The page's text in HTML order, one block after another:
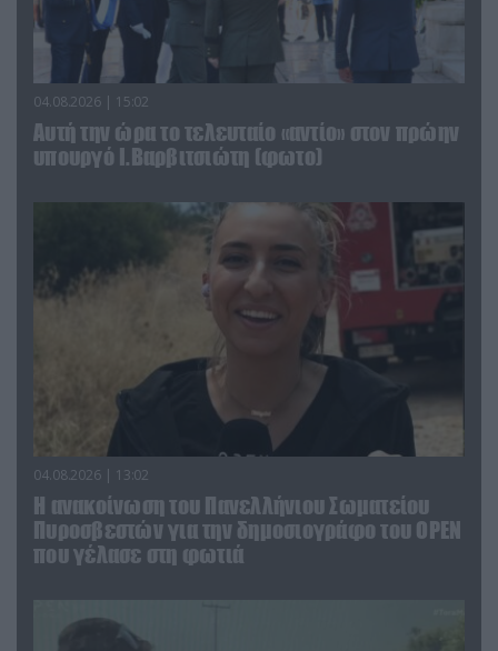
04.08.2026 | 15:02
Αυτή την ώρα το τελευταίο «αντίο» στον πρώην
υπουργό Ι.Βαρβιτσιώτη (φωτο)
04.08.2026 | 13:02
Η ανακοίνωση του Πανελλήνιου Σωματείου
Πυροσβεστών για την δημοσιογράφο του OPEN
που γέλασε στη φωτιά